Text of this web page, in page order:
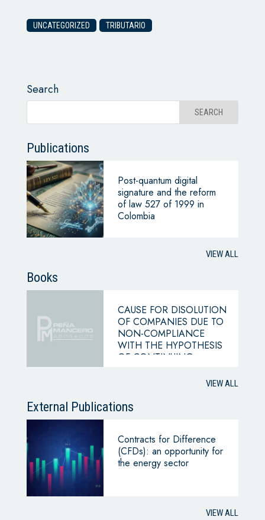
UNCATEGORIZED TRIBUTARIO
Search
Publications
Post-quantum digital
signature and the reform
of law 527 of 1999 in
Colombia
VIEW ALL
Books
CAUSE FOR DISOLUTION
OF COMPANIES DUE TO
NON-COMPLIANCE
WITH THE HYPOTHESIS
OF CONTINUING
VIEW ALL
External Publications
Contracts for Difference
(CFDs): an opportunity for
the energy sector
VIEW ALL